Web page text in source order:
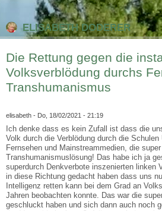
ELISABETH DODERER
Die Rettung gegen die
Volksverblödung durchs
Transhumanismus
elisabeth - Do, 18/02/2021 - 21:19
Ich denke dass es kein Zufall ist dass die
Volk durch die Verblödung durch die
Fernsehen und Mainstreammedien, die
Transhumanismuslösung! Das habe ich ja
superdurch Denkverbote inszenierten linken
in diese Richtung gedacht haben dass uns
Intelligenz retten kann bei dem Grad an
Jahren beobachten konnte. Das war die
geschluckt haben und sich dann auch noch